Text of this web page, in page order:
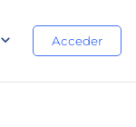
Acceder